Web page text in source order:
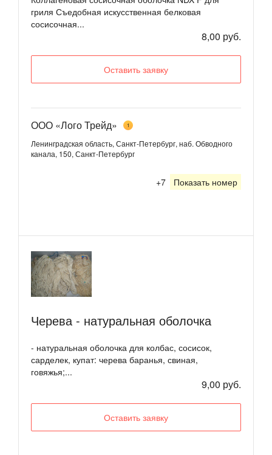
гриля Съедобная искусственная белковая
сосисочная...
8,00 руб.
Оставить заявку
ООО «Лого Трейд» 1
Ленинградская область, Санкт-Петербург, наб. Обводного
канала, 150, Санкт-Петербург
+7 Показать номер
Черева - натуральная оболочка
- натуральная оболочка для колбас, сосисок,
сарделек, купат: черева баранья, свиная,
говяжья;...
9,00 руб.
Оставить заявку